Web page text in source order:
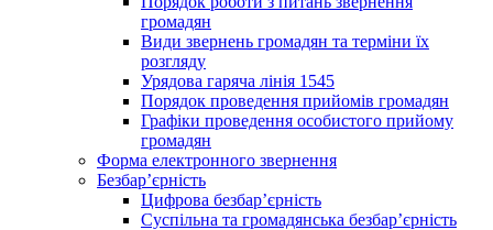
громадян
Види звернень громадян та терміни їх
розгляду
Урядова гаряча лінія 1545
Порядок проведення прийомів громадян
Графіки проведення особистого прийому
громадян
Форма електронного звернення
Безбар’єрність
Цифрова безбар’єрність
Суспільна та громадянська безбар’єрність